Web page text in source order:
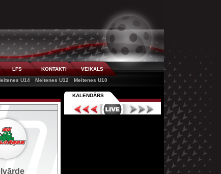
LFS KONTAKTI
VEIKALS
U14 Meitenes U12 Meitenes U10
KALENDĀRS